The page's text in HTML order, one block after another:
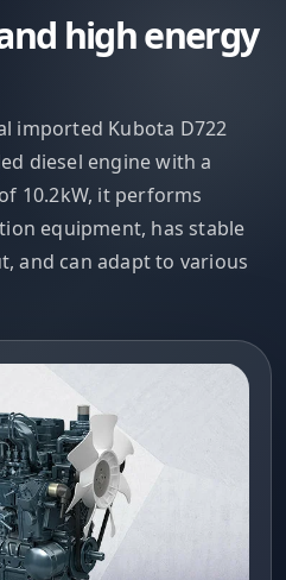
high energy
imported Kubota D722
diesel engine with a
10.2kW, it performs
equipment, has stable
and can adapt to various